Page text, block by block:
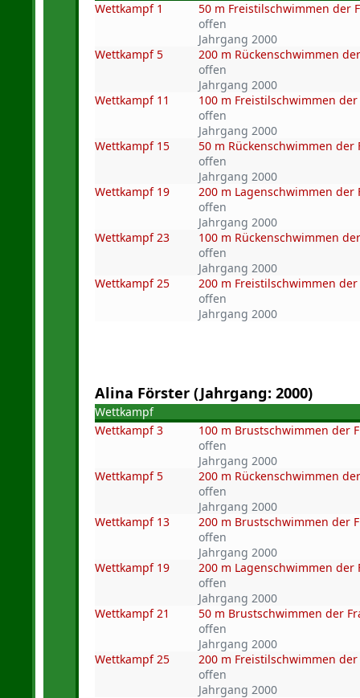
Wettkampf 1
50 m Freistilschwimmen der
offen
Jahrgang 2000
Wettkampf 5
200 m Rückenschwimmen
offen
Jahrgang 2000
Wettkampf 11
100 m Freistilschwimmen
offen
Jahrgang 2000
Wettkampf 15
50 m Rückenschwimmen der
offen
Jahrgang 2000
Wettkampf 19
200 m Lagenschwimmen der
offen
Jahrgang 2000
Wettkampf 23
100 m Rückenschwimmen
offen
Jahrgang 2000
Wettkampf 25
200 m Freistilschwimmen
offen
Jahrgang 2000
Alina Förster (Jahrgang: 2000)
Wettkampf
Wettkampf 3
100 m Brustschwimmen der
offen
Jahrgang 2000
Wettkampf 5
200 m Rückenschwimmen
offen
Jahrgang 2000
Wettkampf 13
200 m Brustschwimmen der
offen
Jahrgang 2000
Wettkampf 19
200 m Lagenschwimmen der
offen
Jahrgang 2000
Wettkampf 21
50 m Brustschwimmen der
offen
Jahrgang 2000
Wettkampf 25
200 m Freistilschwimmen
offen
Jahrgang 2000